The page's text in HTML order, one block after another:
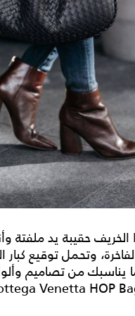
الخريف حقيبة يد ملفتة
وتحمل توقيع
ما يناسبك من تصاميم